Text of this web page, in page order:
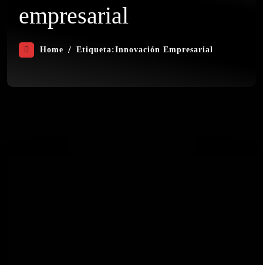
empresarial
Home Etiqueta:Innovación Empresarial